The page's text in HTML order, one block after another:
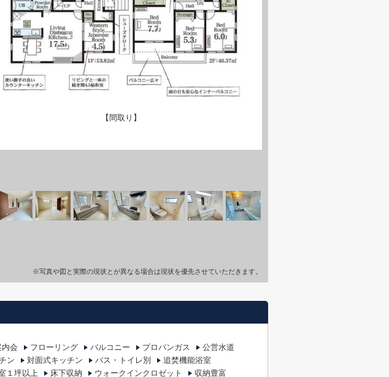
【間取り】
※写真や図と実際の現状とが異なる場合は現状を優先させていただきます。
会 フローリング バルコニー プロパンガス
公営水道
ン 対面式キッチン バス・トイレ別
追焚機能浴室
１坪以上 床下収納 ウォークインクロゼット
収納豊富